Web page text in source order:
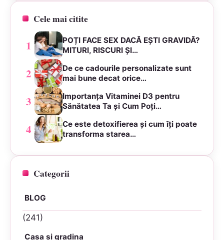
Cele mai citite
1
POȚI FACE SEX DACĂ EȘTI GRAVIDĂ?
MITURI, RISCURI ȘI…
2
De ce cadourile personalizate sunt
mai bune decat orice…
3
Importanța Vitaminei D3 pentru
Sănătatea Ta și Cum Poți…
4
Ce este detoxifierea și cum îți poate
transforma starea…
Categorii
BLOG
(241)
Casa si gradina